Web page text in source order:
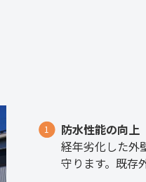
防水性能の向上
経年劣化した外
守ります。既存